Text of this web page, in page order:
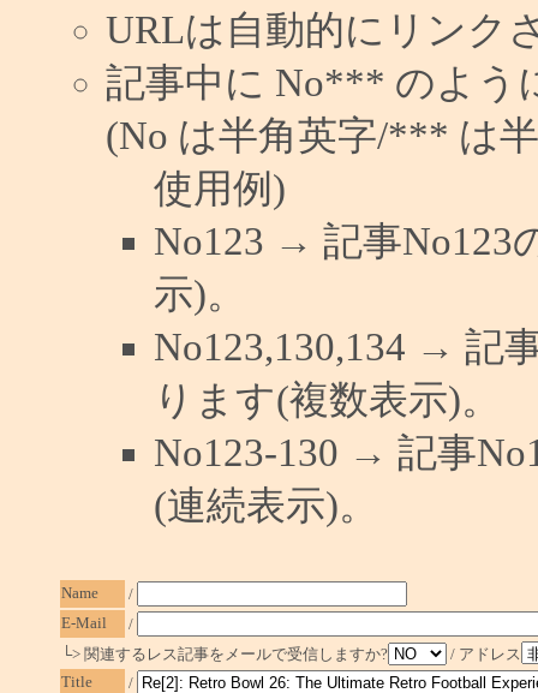
URLは自動的にリンク
記事中に No*** のよう
(No は半角英字/*** は
使用例)
No123 → 記事No123
示)。
No123,130,134 → 記
ります(複数表示)。
No123-130 → 記事
(連続表示)。
Name
/
E-Mail
/
└> 関連するレス記事をメールで受信しますか?
/ アドレス
Title
/